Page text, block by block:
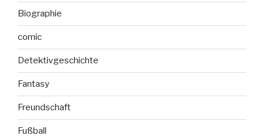
Biographie
comic
Detektivgeschichte
Fantasy
Freundschaft
Fußball